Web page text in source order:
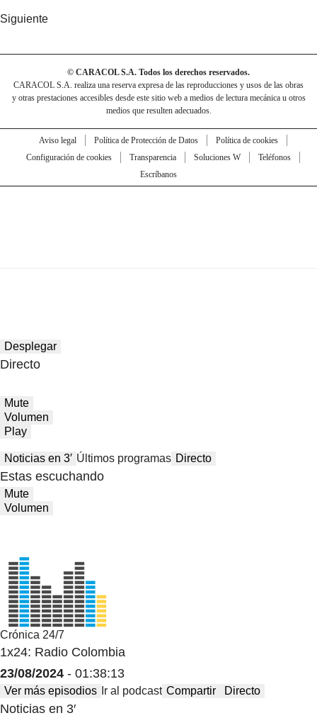
Siguiente
© CARACOL S.A. Todos los derechos reservados.
CARACOL S.A. realiza una reserva expresa de las reproducciones y usos de las obras
y otras prestaciones accesibles desde este sitio web a medios de lectura mecánica u otros
medios que resulten adecuados.
Aviso legal Política de Protección de Datos
Política de cookies
Configuración de cookies
Transparencia Soluciones W
Teléfonos
Escríbanos
Desplegar
Directo
Mute
Volumen
Play
Noticias en 3′ Últimos programas Directo
Estas escuchando
Mute
Volumen
Crónica 24/7
1x24: Radio Colombia
23/08/2024 - 01:38:13
Ver más episodios Ir al podcast Compartir Directo
Noticias en 3′